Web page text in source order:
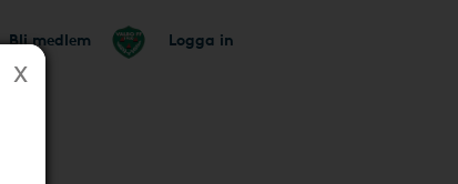
Bli medlem Logga in